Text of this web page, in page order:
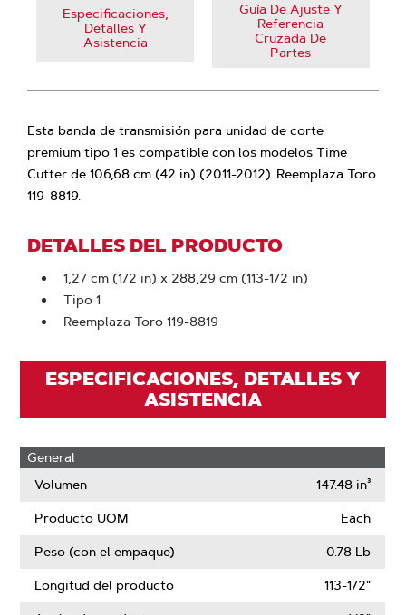
Especificaciones,
Detalles Y
Asistencia
Guía De Ajuste Y
Referencia
Cruzada De
Partes
Esta banda de transmisión para unidad de corte
premium tipo 1 es compatible con los modelos Time
Cutter de 106,68 cm (42 in) (2011-2012). Reemplaza Toro
119-8819.
DETALLES DEL PRODUCTO
1,27 cm (1/2 in) x 288,29 cm (113-1/2 in)
Tipo 1
Reemplaza Toro 119-8819
ESPECIFICACIONES, DETALLES Y
ASISTENCIA
General
Volumen
147.48 in³
Producto UOM Each
Peso (con el empaque) 0.78 Lb
Longitud del producto 113-1/2"